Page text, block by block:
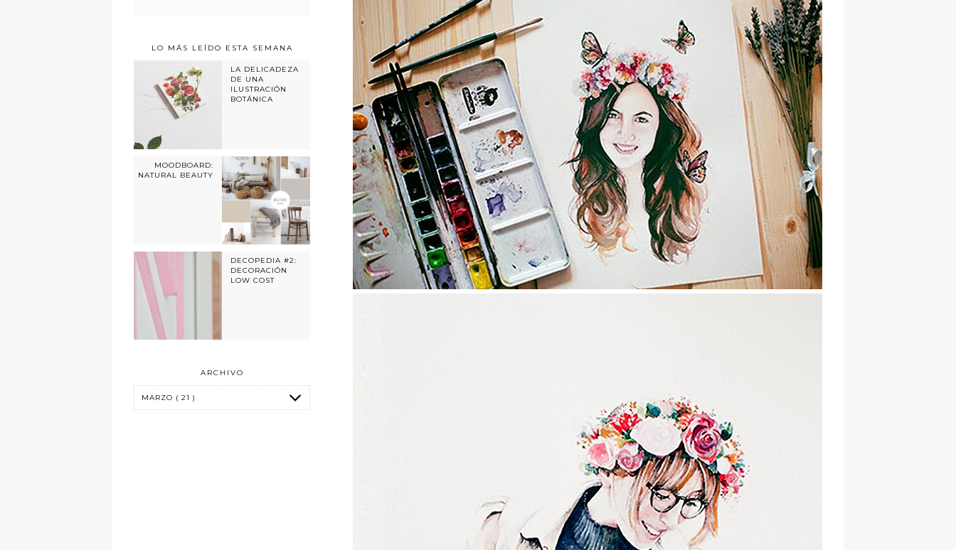
LO MÁS LEÍDO ESTA SEMANA
LA DELICADEZA
DE UNA
ILUSTRACIÓN
BOTÁNICA
MOODBOARD:
NATURAL BEAUTY
DECOPEDIA #2:
DECORACIÓN
LOW COST
ARCHIVO